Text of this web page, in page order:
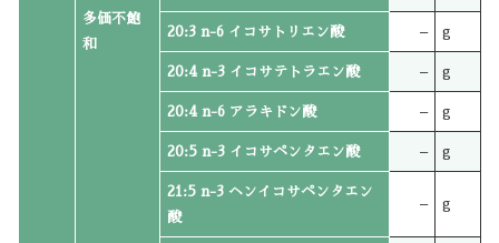
多価不飽
和
20:3 n-6 イコサトリエン酸 – g
20:4 n-3 イコサテトラエン酸 – g
20:4 n-6 アラキドン酸 – g
20:5 n-3 イコサペンタエン酸 – g
21:5 n-3 ヘンイコサペンタエン
酸
– g